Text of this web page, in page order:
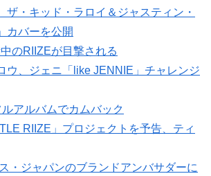
ザ・キッド・ラロイ＆ジャスティン・
カバーを公開
のRIIZEが目撃される
ウ、ジェニ「like JENNIE」チャレンジ
アルバムでカムバック
RIIZE」プロジェクトを予告、ティ
・ジャパンのブランドアンバサダーに